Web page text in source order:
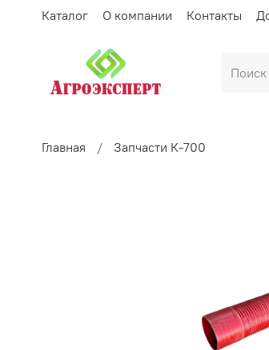
Каталог О компании Контакты
Главная Запчасти К-700